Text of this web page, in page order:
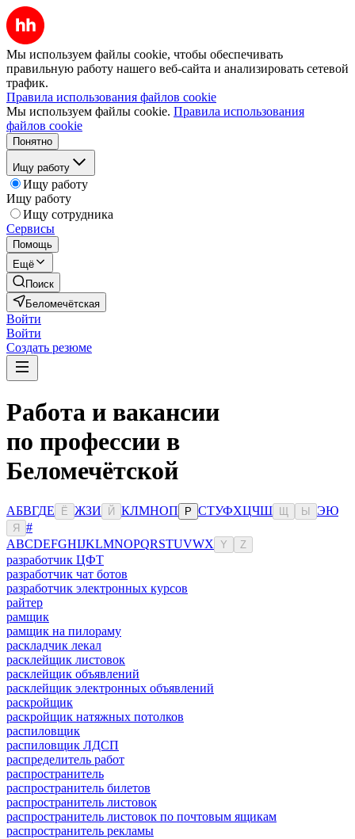
Мы используем файлы cookie, чтобы обеспечивать
правильную работу нашего веб-сайта и анализировать сетевой
трафик.
Правила использования файлов cookie
Мы используем файлы cookie. Правила использования
файлов cookie
Понятно
Ищу работу
Ищу работу
Ищу работу
Ищу сотрудника
Сервисы
Помощь
Ещё
Поиск
Беломечётская
Войти
Войти
Создать резюме
Работа и вакансии
по профессии в
Беломечётской
АБВГДЕ Ё ЖЗИ Й КЛМНОП Р СТУФХЦЧШ Ы ЭЮ
Я
#
ABCDEFGHIJKLMNOPQRSTUVWX Y Z
разработчик ЦФТ
разработчик чат ботов
разработчик электронных курсов
райтер
рамщик
рамщик на пилораму
раскладчик лекал
расклейщик листовок
расклейщик объявлений
расклейщик электронных объявлений
раскройщик
раскройщик натяжных потолков
распиловщик
распиловщик ЛДСП
распределитель работ
распространитель
распространитель билетов
распространитель листовок
распространитель листовок по почтовым ящикам
распространитель рекламы